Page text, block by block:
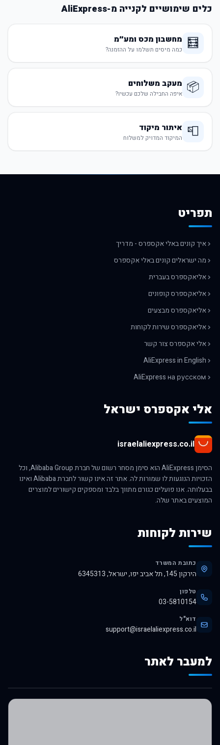
כלים שימושיים לקנייה מ-AliExpress
🧮 מחשבון מכס ומע״מ
כמה מיסים תשלמו על ההזמנה?
📦 מעקב משלוחים
איפה החבילה שלכם עכשיו?
📮 איתור מיקוד
המיקוד המדויק למשלוח
תפריט
איך קונים באלי אקספרס - מדריך
מה ישראלים קונים באלי אקספרס
אליאקספרס בעברית
אליאקספרס קופונים
אליאקספרס מבצעים
אליאקספרס שירות לקוחות
אלי אקספרס צור קשר
AliExpress in English
AliExpress на русском
אלי אקספרס ישראל
israelaliexpress.co.il
הסימן AliExpress הוא סימן מסחר רשום של חברת Alibaba Group, וכל
הזכויות הנוגעות לו שמורות לה. אתר זה אינו קשור לחברת Alibaba ואינו
בבעלותה. אנו פועלים כגורם מתווך בלבד ומספקים קישורים למוצרים
המוצעים באתר שלה.
שירות לקוחות
כתובת המשרד
הירקון 145, תל אביב יפו, ישראל, 6345313
טלפון
03-5810154
דוא"ל
support@israelaliexpress.co.il
למעבר לאתר
לרכישה באלי אקספרס